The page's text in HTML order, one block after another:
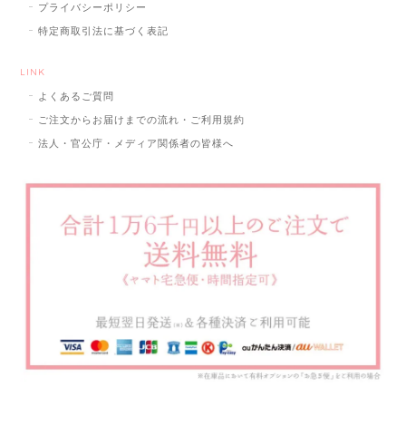
プライバシーポリシー
特定商取引法に基づく表記
LINK
よくあるご質問
ご注文からお届けまでの流れ・ご利用規約
法人・官公庁・メディア関係者の皆様へ